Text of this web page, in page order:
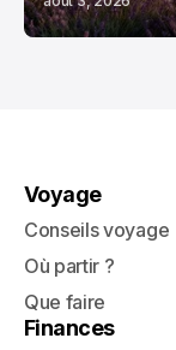
Voyage
Conseils voyage
Où partir ?
Que faire
Finances